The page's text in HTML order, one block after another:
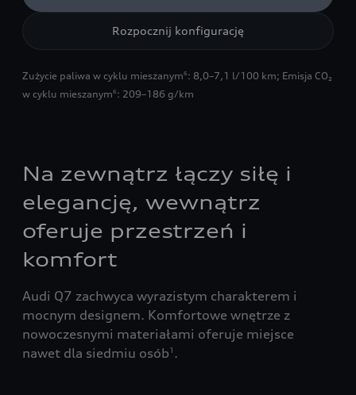
Rozpocznij konfigurację
Zużycie paliwa w cyklu mieszanym6 : 8,0–7,1 l/100 km; Emisja CO₂
w cyklu mieszanym6 : 209–186 g/km
Na zewnątrz łączy siłę i
elegancję, wewnątrz
oferuje przestrzeń i
komfort
Audi Q7 zachwyca wyrazistym charakterem i
mocnym designem. Komfortowe wnętrze z
nowoczesnymi materiałami oferuje miejsce
nawet dla siedmiu osób1 .